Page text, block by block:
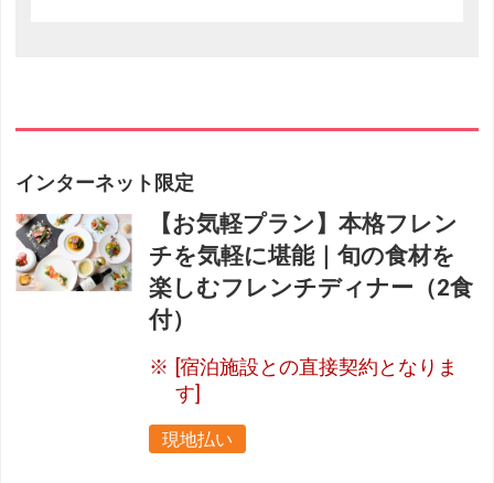
インターネット限定
【お気軽プラン】本格フレン
チを気軽に堪能｜旬の食材を
楽しむフレンチディナー（2食
付）
[宿泊施設との直接契約となりま
す]
現地払い